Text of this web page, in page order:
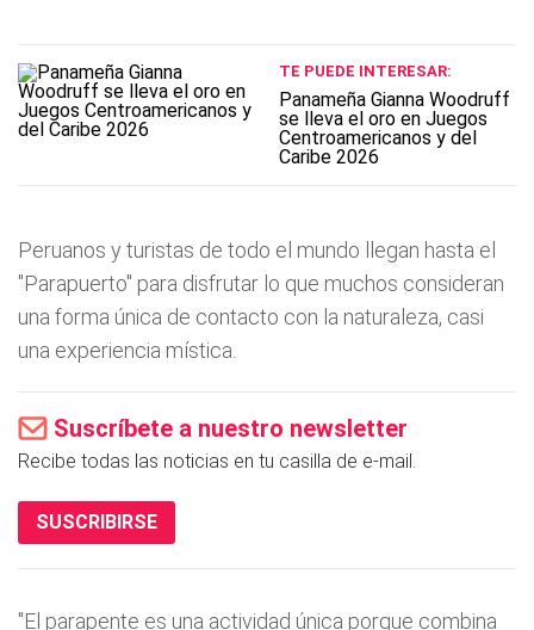
TE PUEDE INTERESAR:
Panameña Gianna Woodruff
se lleva el oro en Juegos
Centroamericanos y del
Caribe 2026
Peruanos y turistas de todo el mundo llegan hasta el
"Parapuerto" para disfrutar lo que muchos consideran
una forma única de contacto con la naturaleza, casi
una experiencia mística.
Suscríbete a nuestro newsletter
Recibe todas las noticias en tu casilla de e-mail.
SUSCRIBIRSE
"El parapente es una actividad única porque combina